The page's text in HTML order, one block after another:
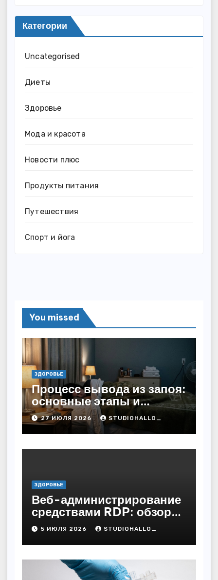
Категории
Uncategorised
Диеты
Здоровье
Мода и красота
Новости плюс
Продукты питания
Путешествия
Спорт и йога
You missed
ЗДОРОВЬЕ
Процесс вывода из запоя:
основные этапы и
методы
27 ИЮЛЯ 2026 STUDIOHALLO_
ЗДОРОВЬЕ
Веб-администрирование
средствами RDP: обзор
технических решений
5 ИЮЛЯ 2026 STUDIOHALLO_